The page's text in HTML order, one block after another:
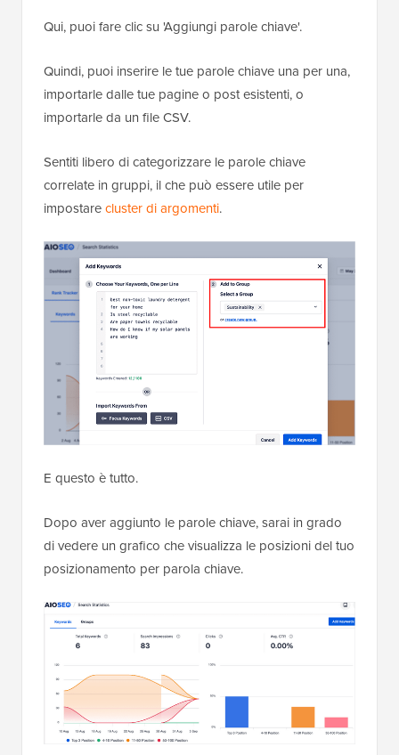
Qui, puoi fare clic su 'Aggiungi parole chiave'.
Quindi, puoi inserire le tue parole chiave una per una,
importarle dalle tue pagine o post esistenti, o
importarle da un file CSV.
Sentiti libero di categorizzare le parole chiave
correlate in gruppi, il che può essere utile per
impostarecluster di argomenti.
E questo è tutto.
Dopo aver aggiunto le parole chiave, sarai in grado
di vedere un grafico che visualizza le posizioni del tuo
posizionamento per parola chiave.